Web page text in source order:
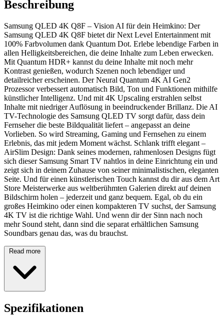
Beschreibung
Samsung QLED 4K Q8F – Vision AI für dein Heimkino: Der
Samsung QLED 4K Q8F bietet dir Next Level Entertainment mit
100% Farbvolumen dank Quantum Dot. Erlebe lebendige Farben in
allen Helligkeitsbereichen, die deine Inhalte zum Leben erwecken.
Mit Quantum HDR+ kannst du deine Inhalte mit noch mehr
Kontrast genießen, wodurch Szenen noch lebendiger und
detailreicher erscheinen. Der Neural Quantum 4K AI Gen2
Prozessor verbessert automatisch Bild, Ton und Funktionen mithilfe
künstlicher Intelligenz. Und mit 4K Upscaling erstrahlen selbst
Inhalte mit niedriger Auflösung in beeindruckender Brillanz. Die AI
TV-Technologie des Samsung QLED TV sorgt dafür, dass dein
Fernseher die beste Bildqualität liefert – angepasst an deine
Vorlieben. So wird Streaming, Gaming und Fernsehen zu einem
Erlebnis, das mit jedem Moment wächst. Schlank trifft elegant –
AirSlim Design: Dank seines modernen, rahmenlosen Designs fügt
sich dieser Samsung Smart TV nahtlos in deine Einrichtung ein und
zeigt sich in deinem Zuhause von seiner minimalistischen, eleganten
Seite. Und für einen künstlerischen Touch kannst du dir aus dem Art
Store Meisterwerke aus weltberühmten Galerien direkt auf deinen
Bildschirm holen – jederzeit und ganz bequem. Egal, ob du ein
großes Heimkino oder einen kompakteren TV suchst, der Samsung
4K TV ist die richtige Wahl. Und wenn dir der Sinn nach noch
mehr Sound steht, dann sind die separat erhältlichen Samsung
Soundbars genau das, was du brauchst.
Read more
Spezifikationen